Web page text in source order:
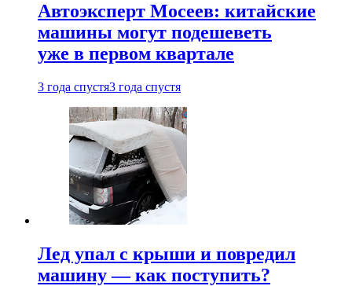
Автоэксперт Мосеев: китайские
машины могут подешеветь
уже в первом квартале
3 года спустя3 года спустя
Лед упал с крыши и повредил
машину — как поступить?